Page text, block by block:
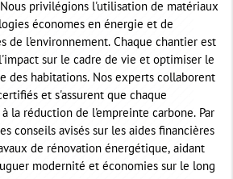
privilégions l'utilisation de matériaux
économes en énergie et de
de l'environnement. Chaque chantier est
sur le cadre de vie et optimiser le
des habitations. Nos experts collaborent
et s'assurent que chaque
la réduction de l'empreinte carbone. Par
conseils avisés sur les aides financières
de rénovation énergétique, aidant
modernité et économies sur le long